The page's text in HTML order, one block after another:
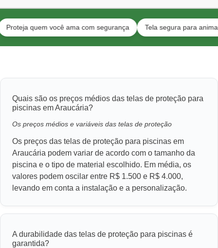
quem você ama com segurança Tela segura para animais e
Quais são os preços médios das telas de proteção para
piscinas em Araucária?
Os preços médios e variáveis das telas de proteção
Os preços das telas de proteção para piscinas em
Araucária podem variar de acordo com o tamanho da
piscina e o tipo de material escolhido. Em média, os
valores podem oscilar entre R$ 1.500 e R$ 4.000,
levando em conta a instalação e a personalização.
A durabilidade das telas de proteção para piscinas é
garantida?